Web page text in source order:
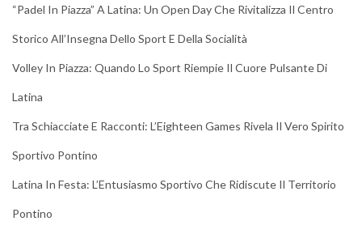
“Padel In Piazza” A Latina: Un Open Day Che Rivitalizza Il Centro
Storico All’Insegna Dello Sport E Della Socialità
Volley In Piazza: Quando Lo Sport Riempie Il Cuore Pulsante Di
Latina
Tra Schiacciate E Racconti: L’Eighteen Games Rivela Il Vero Spirito
Sportivo Pontino
Latina In Festa: L’Entusiasmo Sportivo Che Ridiscute Il Territorio
Pontino